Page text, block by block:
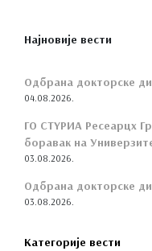
Најновије вести
Одбрана докторске
04.08.2026.
ГО СТYРИА Ресеарцх
боравак на
03.08.2026.
Одбрана докторске
03.08.2026.
Категорије вести